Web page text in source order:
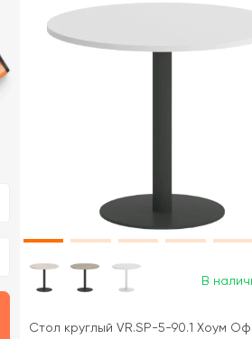
В
Стол круглый VR.SP-5-90.1 Хоум